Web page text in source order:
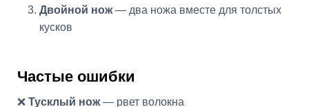
Двойной нож— два ножа вместе для толстых
кусков
Частые ошибки
❌ Тусклый нож— рвет волокна